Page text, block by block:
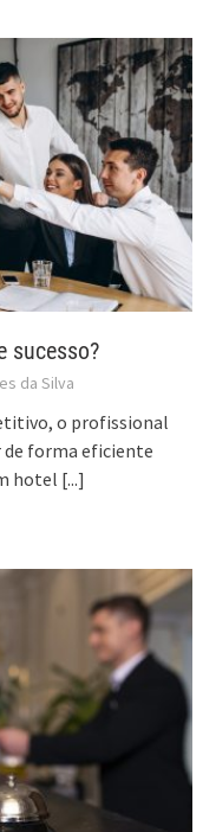
sucesso?
da Silva
o profissional
de forma eficiente
hotel [...]